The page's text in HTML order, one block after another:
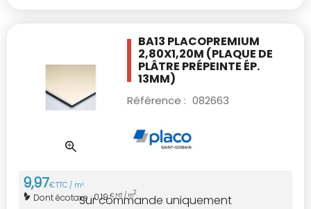
BA13 PLACOPREMIUM
2,80X1,20M (PLAQUE DE
PLÂTRE PRÉPEINTE ÉP.
13MM)
Référence : 082663
9,97€TTC / m2
Dont écotaxe :0,19€ HT / m2
Sur commande uniquement